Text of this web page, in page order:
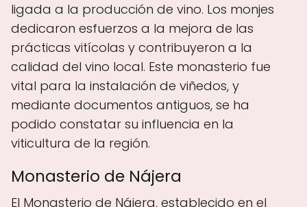
ligada a la producción de vino. Los monjes
dedicaron esfuerzos a la mejora de las
prácticas vitícolas y contribuyeron a la
calidad del vino local. Este monasterio fue
vital para la instalación de viñedos, y
mediante documentos antiguos, se ha
podido constatar su influencia en la
viticultura de la región.
Monasterio de Nájera
El Monasterio de Nájera, establecido en el